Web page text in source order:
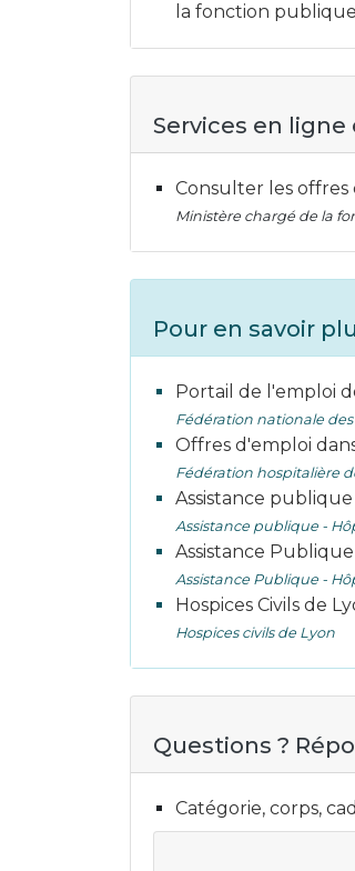
la fonction publique
Services en
Consulter les
Ministère chargé de la
Pour en savoir
Portail de l'emploi
Fédération nationale
Offres d'emploi
Fédération hospitalière
Assistance
Assistance publique -
Assistance
Assistance Publique -
Hospices Civils de
Hospices civils de Lyon
Questions ?
Catégorie, corps,